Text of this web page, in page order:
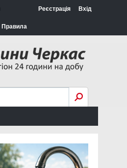
Правила
Реєстрація Вхід